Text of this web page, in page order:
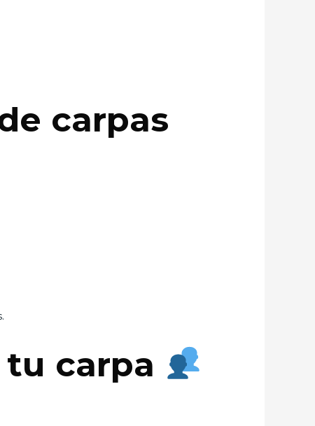
carpas
carpa